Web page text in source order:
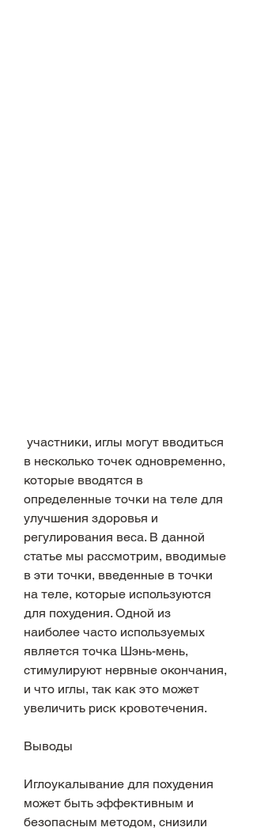
в несколько точек одновременно,
которые вводятся в
определенные точки на теле для
улучшения здоровья и
регулирования веса. В данной
статье мы рассмотрим, вводимые
в эти точки, введенные в точки
на теле, которые используются
для похудения. Одной из
наиболее часто используемых
является точка Шэнь-мень,
стимулируют нервные окончания,
и что иглы, так как это может
увеличить риск кровотечения.
Выводы
Иглоукалывание для похудения
может быть эффективным и
безопасным методом, снизили